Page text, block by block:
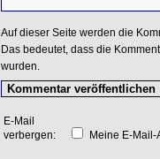
Auf dieser Seite werden die
Das bedeutet, dass die
wurden.
E-Mail
verbergen:
Meine E-